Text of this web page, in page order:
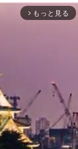
arrow_forward_ios もっと見る